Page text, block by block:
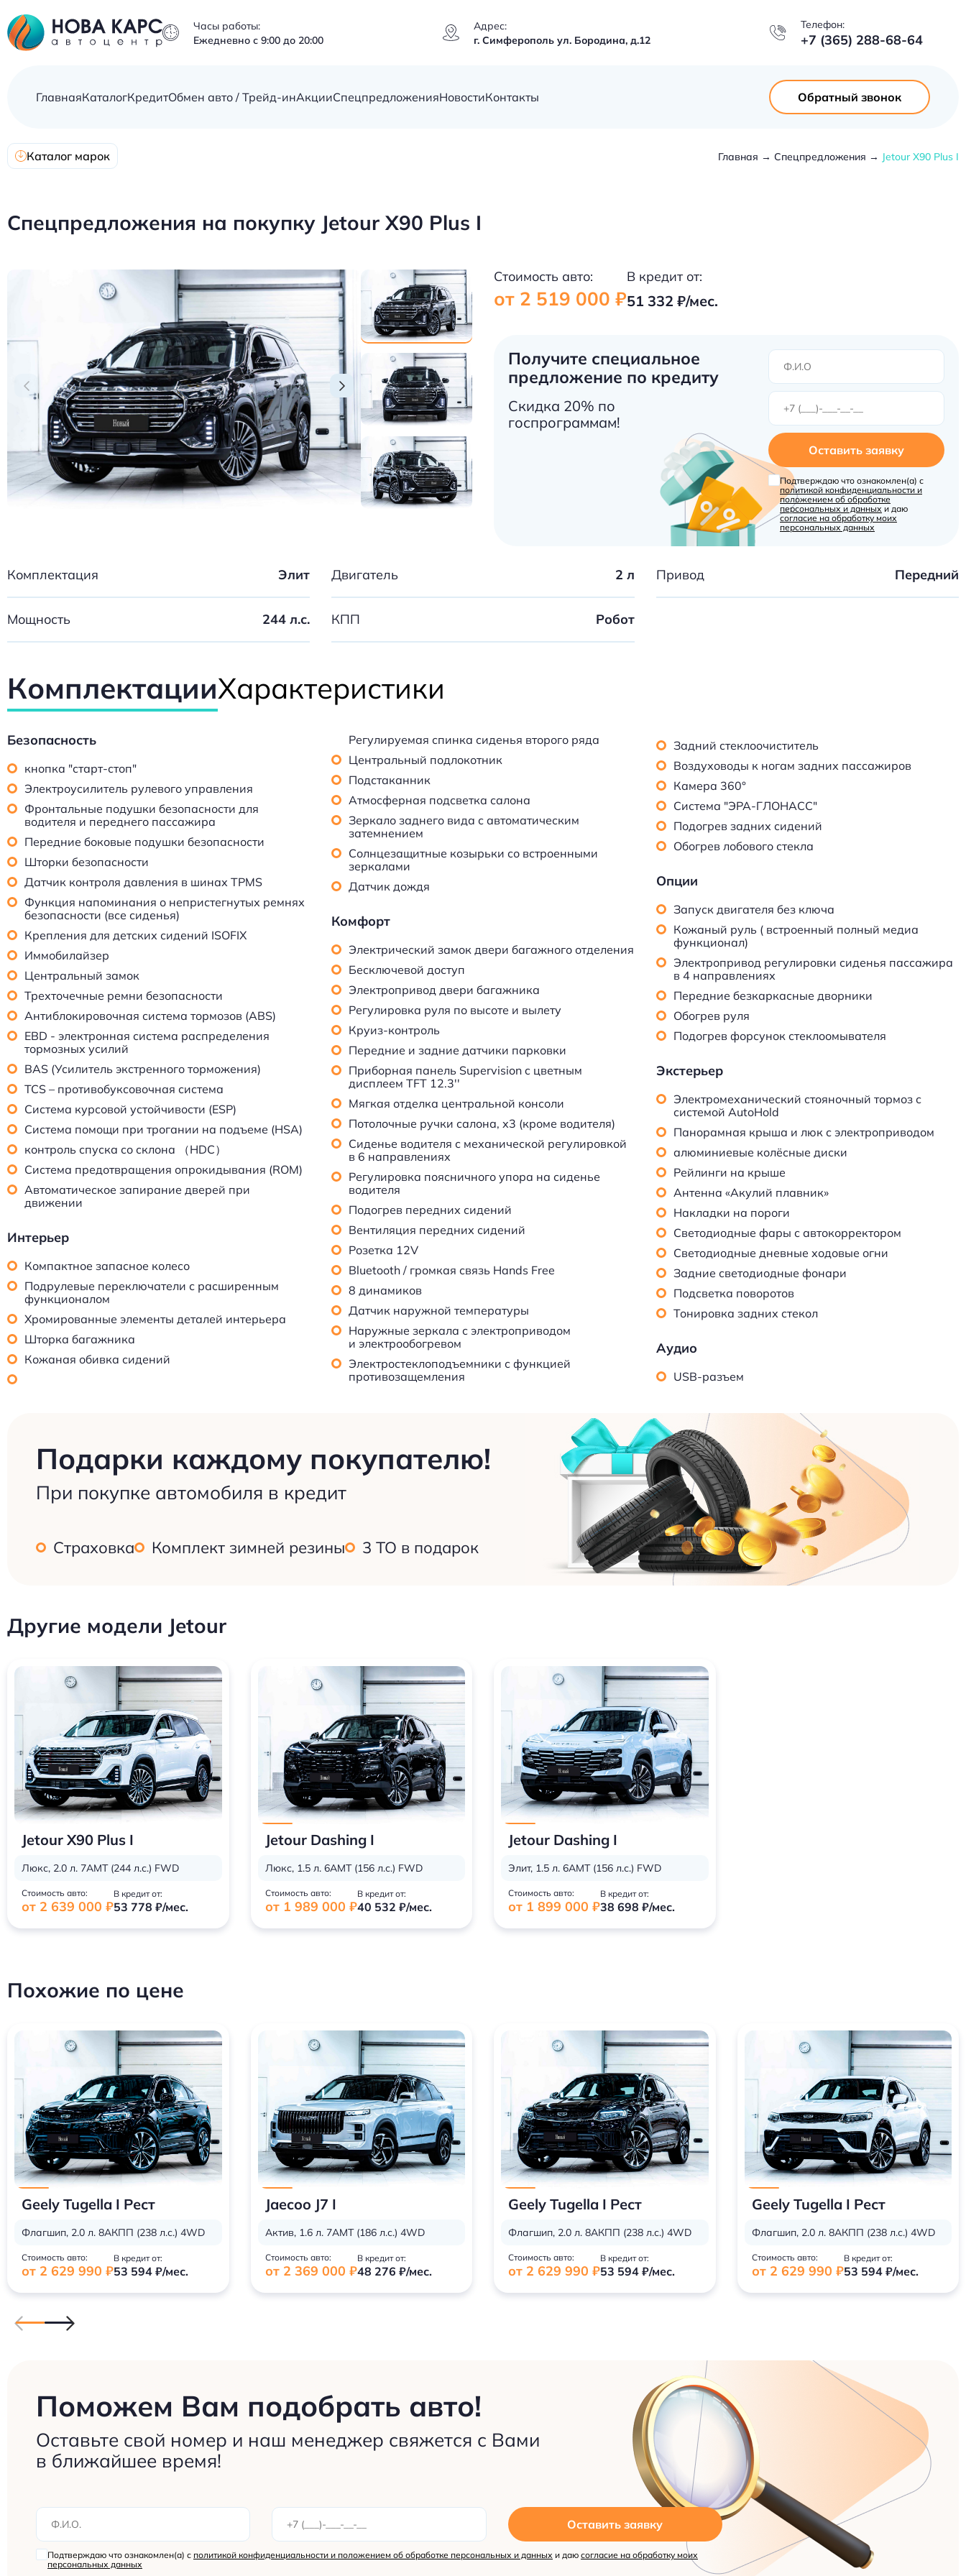
Часы работы:
Ежедневно с 9:00 до 20:00
Адрес:
г. Симферополь ул. Бородина, д.12
Телефон:
+7 (365) 288-68-64
ГлавнаяКаталогКредитОбмен авто / Трейд-инАкцииСпецпредложенияНовостиКонтакты Обратный звонок
Каталог марок Главная Спецпредложения Jetour X90 Plus I
Спецпредложения на покупку Jetour X90 Plus I
Стоимость авто:
от 2 519 000 ₽
В кредит от:
51 332 ₽/мес.
Получите специальное
предложение по кредиту
Скидка 20% по
госпрограммам!
Оставить заявку
Подтверждаю что ознакомлен(а) с
политикой конфиденциальности и
положением об обработке
персональных и данных и даю
согласие на обработку моих
персональных данных
Комплектация Элит Двигатель 2 л Привод Передний
Мощность 244 л.с. КПП Робот
КомплектацииХарактеристики
Безопасность
кнопка "старт-стоп"
Электроусилитель рулевого управления
Фронтальные подушки безопасности для
водителя и переднего пассажира
Передние боковые подушки безопасности
Шторки безопасности
Датчик контроля давления в шинах TPMS
Функция напоминания о непристегнутых ремнях
безопасности (все сиденья)
Крепления для детских сидений ISOFIX
Иммобилайзер
Центральный замок
Трехточечные ремни безопасности
Антиблокировочная система тормозов (ABS)
EBD - электронная система распределения
тормозных усилий
BAS (Усилитель экстренного торможения)
TCS – противобуксовочная система
Система курсовой устойчивости (ESP)
Система помощи при трогании на подъеме (HSA)
контроль спуска со склона （HDC）
Система предотвращения опрокидывания (ROM)
Автоматическое запирание дверей при
движении
Интерьер
Компактное запасное колесо
Подрулевые переключатели с расширенным
функционалом
Хромированные элементы деталей интерьера
Шторка багажника
Кожаная обивка сидений
Регулируемая спинка сиденья второго ряда
Центральный подлокотник
Подстаканник
Атмосферная подсветка салона
Зеркало заднего вида с автоматическим
затемнением
Солнцезащитные козырьки со встроенными
зеркалами
Датчик дождя
Комфорт
Электрический замок двери багажного отделения
Бесключевой доступ
Электропривод двери багажника
Регулировка руля по высоте и вылету
Круиз-контроль
Передние и задние датчики парковки
Приборная панель Supervision c цветным
дисплеем TFT 12.3''
Мягкая отделка центральной консоли
Потолочные ручки салона, х3 (кроме водителя)
Сиденье водителя с механической регулировкой
в 6 направлениях
Регулировка поясничного упора на сиденье
водителя
Подогрев передних сидений
Вентиляция передних сидений
Розетка 12V
Bluetooth / громкая связь Hands Free
8 динамиков
Датчик наружной температуры
Наружные зеркала с электроприводом
и электрообогревом
Электростеклоподъемники с функцией
противозащемления
Задний стеклоочиститель
Воздуховоды к ногам задних пассажиров
Камера 360°
Система "ЭРА-ГЛОНАСС"
Подогрев задних сидений
Обогрев лобового стекла
Опции
Запуск двигателя без ключа
Кожаный руль ( встроенный полный медиа
функционал)
Электропривод регулировки сиденья пассажира
в 4 направлениях
Передние безкаркасные дворники
Обогрев руля
Подогрев форсунок стеклоомывателя
Экстерьер
Электромеханический стояночный тормоз с
системой AutoHold
Панорамная крыша и люк с электроприводом
алюминиевые колёсные диски
Рейлинги на крыше
Антенна «Акулий плавник»
Накладки на пороги
Светодиодные фары с автокорректором
Светодиодные дневные ходовые огни
Задние светодиодные фонари
Подсветка поворотов
Тонировка задних стекол
Аудио
USB-разъем
Подарки каждому покупателю!
При покупке автомобиля в кредит
Страховка Комплект зимней резины 3 ТО в подарок
Другие модели Jetour
Jetour X90 Plus I
Люкс, 2.0 л. 7AMT (244 л.с.) FWD
Стоимость авто:
от 2 639 000 ₽
В кредит от:
53 778 ₽/мес.
Jetour Dashing I
Люкс, 1.5 л. 6АМТ (156 л.с.) FWD
Стоимость авто:
от 1 989 000 ₽
В кредит от:
40 532 ₽/мес.
Jetour Dashing I
Элит, 1.5 л. 6АМТ (156 л.с.) FWD
Стоимость авто:
от 1 899 000 ₽
В кредит от:
38 698 ₽/мес.
Похожие по цене
Geely Tugella I Рест
Флагшип, 2.0 л. 8АКПП (238 л.с.) 4WD
Стоимость авто:
от 2 629 990 ₽
В кредит от:
53 594 ₽/мес.
Jaecoo J7 I
Актив, 1.6 л. 7AMT (186 л.с.) 4WD
Стоимость авто:
от 2 369 000 ₽
В кредит от:
48 276 ₽/мес.
Geely Tugella I Рест
Флагшип, 2.0 л. 8АКПП (238 л.с.) 4WD
Стоимость авто:
от 2 629 990 ₽
В кредит от:
53 594 ₽/мес.
Geely Tugella I Рест
Флагшип, 2.0 л. 8АКПП (238 л.с.) 4WD
Стоимость авто:
от 2 629 990 ₽
В кредит от:
53 594 ₽/мес.
Поможем Вам подобрать авто!
Оставьте свой номер и наш менеджер свяжется с Вами
в ближайшее время!
Оставить заявку
Подтверждаю что ознакомлен(а) с политикой конфиденциальности и положением об обработке персональных и данных и даю согласие на обработку моих
персональных данных